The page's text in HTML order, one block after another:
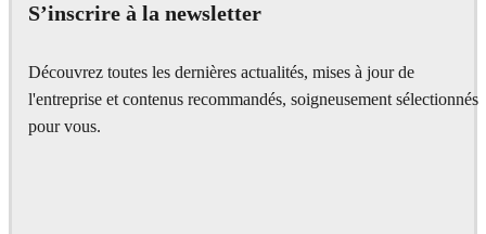
S’inscrire à la newsletter
Découvrez toutes les dernières actualités, mises à jour de
l'entreprise et contenus recommandés, soigneusement sélectionnés
pour vous.